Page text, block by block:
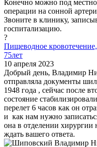
Конечно можно под
операции на сонной
Звоните в клинику,
госпитализацию.
?
Пищеводное
75лет
10 апреля 2023
Добрый день, Владимир
отправляла документы
1948 года , сейчас после
состояние
перелет 6 часов как он
и как нам нужно
она в отделении
ждать вашего ответа.